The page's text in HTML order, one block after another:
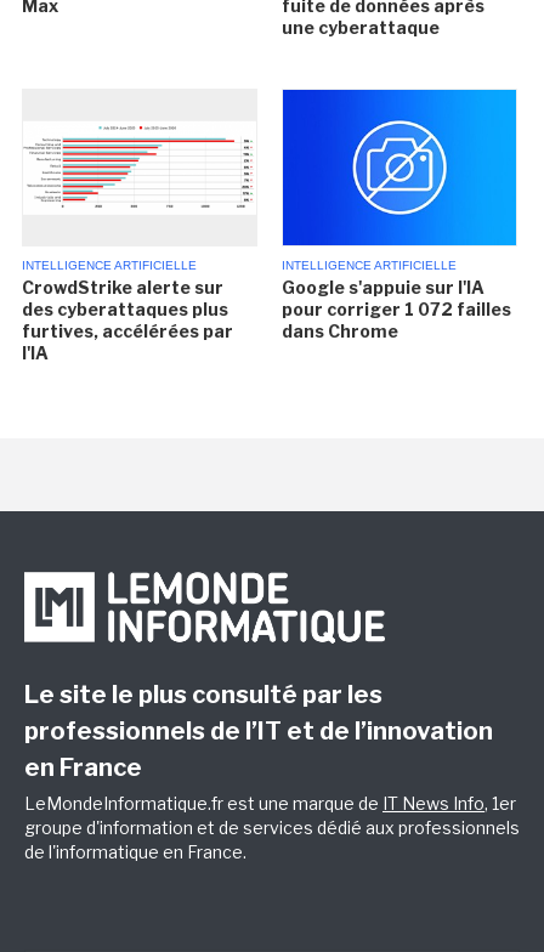
Max
fuite de données après
une cyberattaque
INTELLIGENCE ARTIFICIELLE
CrowdStrike alerte sur
des cyberattaques plus
furtives, accélérées par
l'IA
INTELLIGENCE ARTIFICIELLE
Google s'appuie sur l'IA
pour corriger 1 072 failles
dans Chrome
Le site le plus consulté par les
professionnels de l’IT et de l’innovation
en France
LeMondeInformatique.fr est une marque de IT News Info, 1er
groupe d'information et de services dédié aux professionnels
de l'informatique en France.